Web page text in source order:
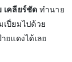
เคลียร์ชัด ทำนาย
เปี่ยมไปด้วย
ยแดงได้เลย